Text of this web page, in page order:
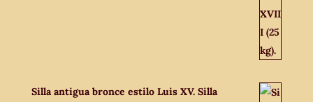
Silla antigua bronce estilo Luis XV. Silla